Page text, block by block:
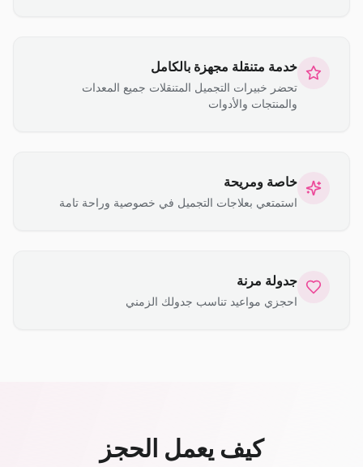
خدمة متنقلة مجهزة بالكامل
تحضر خبيرات التجميل المتنقلات جميع المعدات
والمنتجات والأدوات
خاصة ومريحة
استمتعي بعلاجات التجميل في خصوصية وراحة تامة
جدولة مرنة
احجزي مواعيد تناسب جدولك الزمني
كيف يعمل الحجز